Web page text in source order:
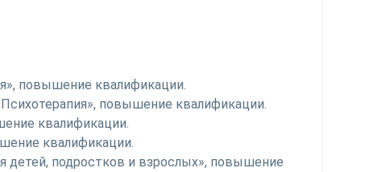
повышение квалификации.
повышение квалификации.
квалификации.
квалификации.
детей, подростков и взрослых», повышение